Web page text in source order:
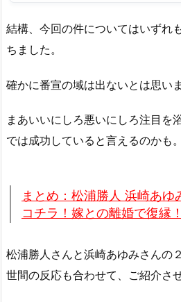
結構、今回の件についてはいずれ
ちました。
確かに番宣の域は出ないとは思い
まあいいにしろ悪いにしろ注目を
では成功していると言えるのかも。
まとめ：松浦勝人 浜崎あゆ
コチラ！嫁との離婚で復縁
松浦勝人さんと浜崎あゆみさんの
世間の反応も合わせて、ご紹介さ